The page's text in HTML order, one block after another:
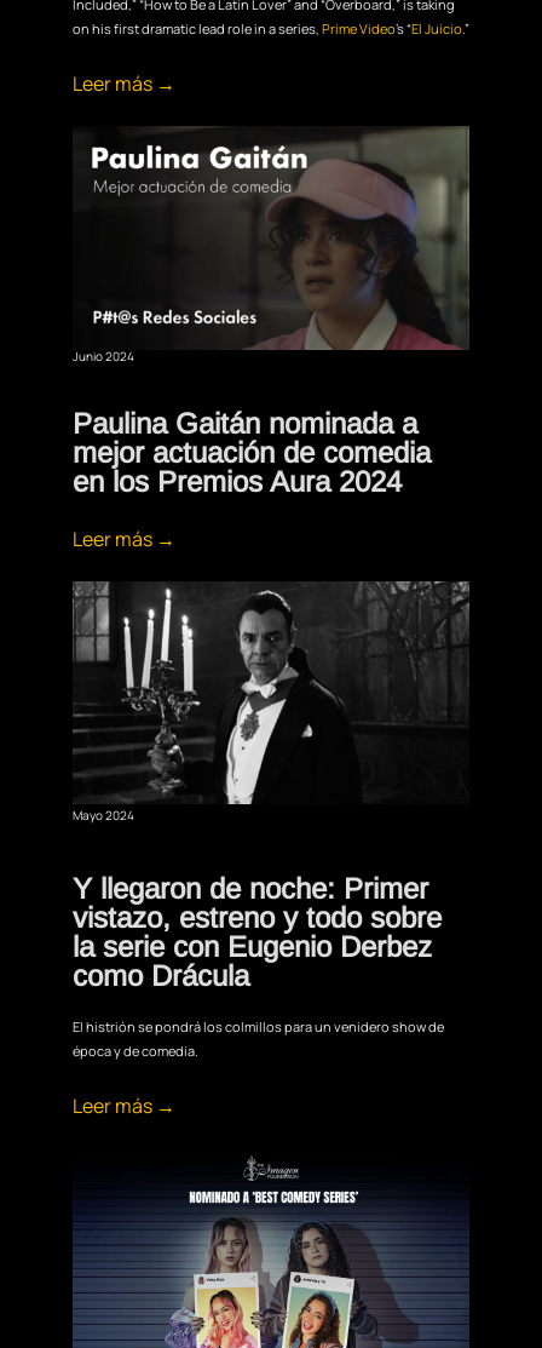
Included,” “How to Be a Latin Lover” and “Overboard,” is taking
on his first dramatic lead role in a series, Prime Video’s “El Juicio.”
Leer más →
Junio 2024
Paulina Gaitán nominada a
mejor actuación de comedia
en los Premios Aura 2024
Leer más →
Mayo 2024
Y llegaron de noche: Primer
vistazo, estreno y todo sobre
la serie con Eugenio Derbez
como Drácula
El histrión se pondrá los colmillos para un venidero show de
época y de comedia.
Leer más →